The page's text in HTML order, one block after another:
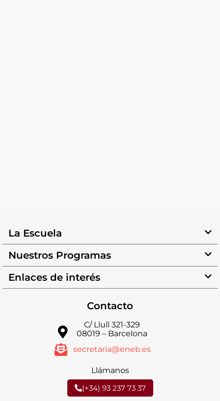
La Escuela
Nuestros Programas
Enlaces de interés
Contacto
C/ Llull 321-329
08019 – Barcelona
secretaria@eneb.es
Llámanos
(+34) 93 237 73 37